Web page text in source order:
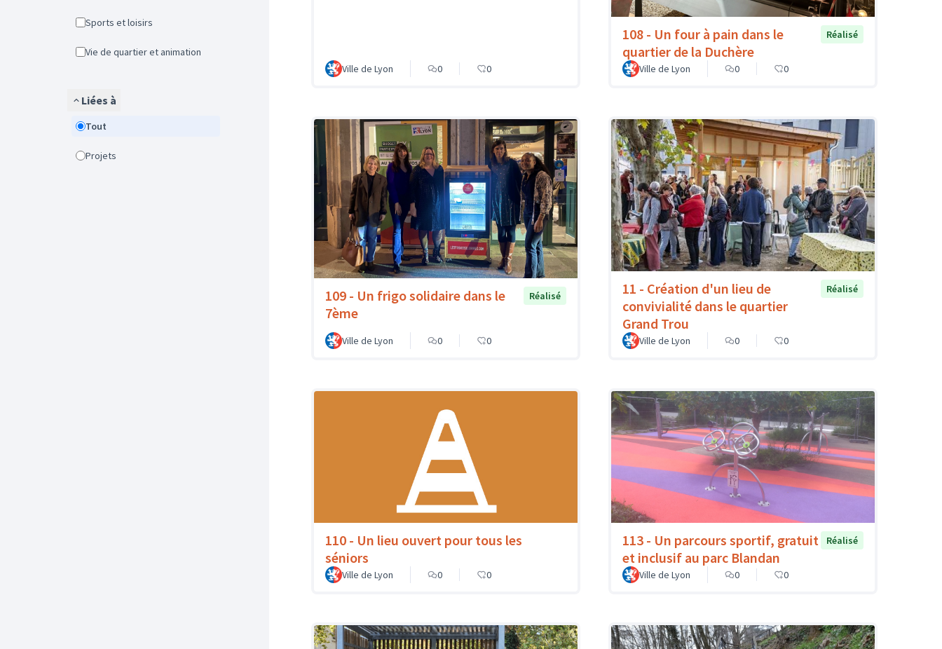
Sports et loisirs
Vie de quartier et animation
Liées à
Tout
Projets
Ville de Lyon 0 0
108 - Un four à pain dans le
quartier de la Duchère
Réalisé
Ville de Lyon 0 0
109 - Un frigo solidaire dans le
7ème
Réalisé
Ville de Lyon 0 0
11 - Création d'un lieu de
convivialité dans le quartier
Grand Trou
Réalisé
Ville de Lyon 0 0
110 - Un lieu ouvert pour tous les
séniors
Ville de Lyon 0 0
113 - Un parcours sportif, gratuit
et inclusif au parc Blandan
Réalisé
Ville de Lyon 0 0